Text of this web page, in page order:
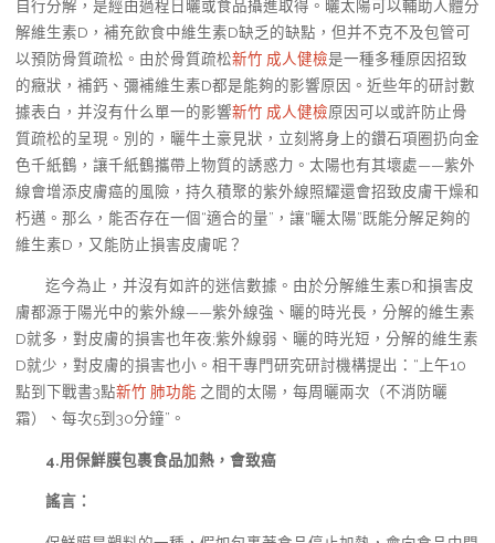
自行分解，是經由過程日曬或食品攝進取得。曬太陽可以輔助人體分
解維生素D，補充飲食中維生素D缺乏的缺點，但并不克不及包管可
以預防骨質疏松。由於骨質疏松新竹 成人健檢是一種多種原因招致
的癥狀，補鈣、彌補維生素D都是能夠的影響原因。近些年的研討數
據表白，并沒有什么單一的影響新竹 成人健檢原因可以或許防止骨
質疏松的呈現。別的，曬牛土豪見狀，立刻將身上的鑽石項圈扔向金
色千紙鶴，讓千紙鶴攜帶上物質的誘惑力。太陽也有其壞處——紫外
線會增添皮膚癌的風險，持久積聚的紫外線照耀還會招致皮膚干燥和
朽邁。那么，能否存在一個“適合的量”，讓“曬太陽”既能分解足夠的
維生素D，又能防止損害皮膚呢？
迄今為止，并沒有如許的迷信數據。由於分解維生素D和損害皮
膚都源于陽光中的紫外線——紫外線強、曬的時光長，分解的維生素
D就多，對皮膚的損害也年夜;紫外線弱、曬的時光短，分解的維生素
D就少，對皮膚的損害也小。相干專門研究研討機構提出：“上午10
點到下戰書3點新竹 肺功能 之間的太陽，每周曬兩次（不消防曬
霜）、每次5到30分鐘”。
4.用保鮮膜包裹食品加熱，會致癌
謠言：